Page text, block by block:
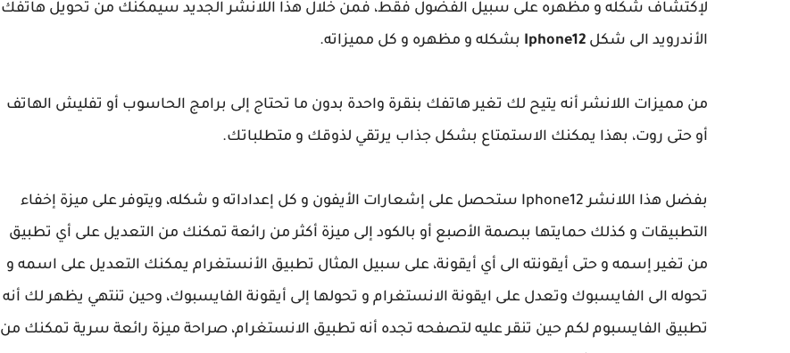
لإكتشاف شكله و مظهره على سبيل الفضول فقط، فمن خلال هذا اللانشر الجديد سيمكنك من تحويل هاتفك
الأندرويد الى شكل Iphone12 بشكله و مظهره و كل مميزاته.
من مميزات اللانشر أنه يتيح لك تغير هاتفك بنقرة واحدة بدون ما تحتاج إلى برامج الحاسوب أو تفليش الهاتف
أو حتى روت، بهذا يمكنك الاستمتاع بشكل جذاب يرتقي لذوقك و متطلباتك.
بفضل هذا اللانشر Iphone12 ستحصل على إشعارات الأيفون و كل إعداداته و شكله، ويتوفر على ميزة إخفاء
التطبيقات و كذلك حمايتها ببصمة الأصبع أو بالكود إلى ميزة أكثر من رائعة تمكنك من التعديل على أي تطبيق
من تغير إسمه و حتى أيقونته الى أي أيقونة، على سبيل المثال تطبيق الأنستغرام يمكنك التعديل على اسمه و
تحوله الى الفايسبوك وتعدل على ايقونة الانستغرام و تحولها إلى أيقونة الفايسبوك، وحين تنتهي يظهر لك أنه
تطبيق الفايسبوم لكم حين تنقر عليه لتصفحه تجده أنه تطبيق الانستغرام، صراحة ميزة رائعة سرية تمكنك من